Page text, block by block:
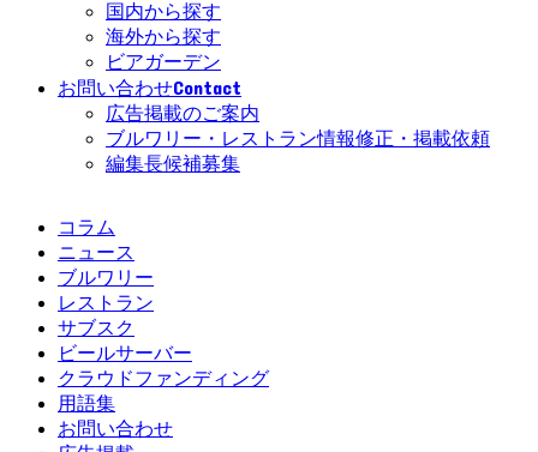
国内から探す
海外から探す
ビアガーデン
お問い合わせContact
広告掲載のご案内
ブルワリー・レストラン情報修正・掲載依頼
編集長候補募集
コラム
ニュース
ブルワリー
レストラン
サブスク
ビールサーバー
クラウドファンディング
用語集
お問い合わせ